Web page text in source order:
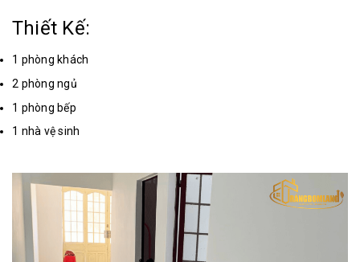
Thiết Kế:
1 phòng khách
2 phòng ngủ
1 phòng bếp
1 nhà vệ sinh